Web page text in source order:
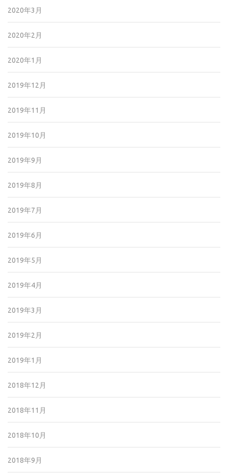
2020年3月
2020年2月
2020年1月
2019年12月
2019年11月
2019年10月
2019年9月
2019年8月
2019年7月
2019年6月
2019年5月
2019年4月
2019年3月
2019年2月
2019年1月
2018年12月
2018年11月
2018年10月
2018年9月